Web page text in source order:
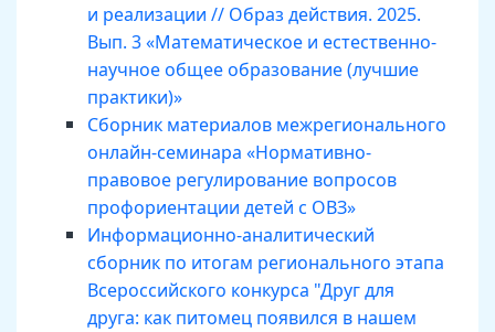
и реализации // Образ действия. 2025.
Вып. 3 «Математическое и естественно-
научное общее образование (лучшие
практики)»
Сборник материалов межрегионального
онлайн-семинара «Нормативно-
правовое регулирование вопросов
профориентации детей с ОВЗ»
Информационно-аналитический
сборник по итогам регионального этапа
Всероссийского конкурса "Друг для
друга: как питомец появился в нашем